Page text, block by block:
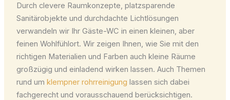
Durch clevere Raumkonzepte, platzsparende
Sanitärobjekte und durchdachte Lichtlösungen
verwandeln wir Ihr Gäste-WC in einen kleinen, aber
feinen Wohlfühlort. Wir zeigen Ihnen, wie Sie mit den
richtigen Materialien und Farben auch kleine Räume
großzügig und einladend wirken lassen. Auch Themen
rund um klempner rohrreinigung lassen sich dabei
fachgerecht und vorausschauend berücksichtigen.